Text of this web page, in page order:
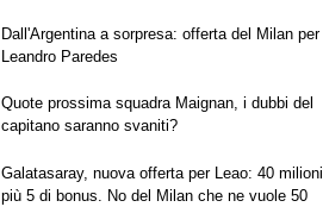
Dall'Argentina a sorpresa: offerta del Milan per
Leandro Paredes
Quote prossima squadra Maignan, i dubbi del
capitano saranno svaniti?
Galatasaray, nuova offerta per Leao: 40 milioni
più 5 di bonus. No del Milan che ne vuole 50